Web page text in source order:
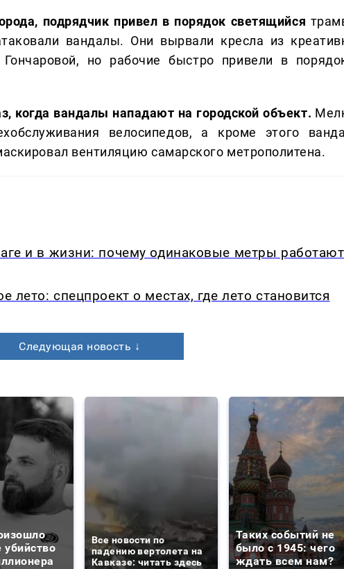
подрядчик привел в порядок светящийся
вандалы. Они вырвали кресла из
но рабочие быстро привели в
когда вандалы нападают на городской объект.
велосипедов, а кроме этого
вентиляцию самарского метрополитена.
и в жизни: почему одинаковые метры работают
лето: спецпроект о местах, где лето становится
Следующая новость ↓
Все новости по
падению вертолета на
Кавказе: читать здесь
Таких событий не
было с 1945: чего
ждать всем нам?